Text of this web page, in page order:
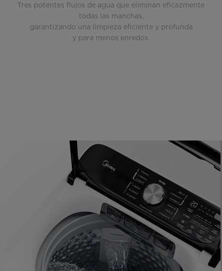
Tres potentes flujos de agua que eliminan eficazmente
todas las manchas,
garantizando una limpieza eficiente y profunda
y para menos enredos.